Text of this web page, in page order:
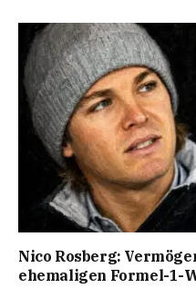
Nico Rosberg:
ehemaligen Formel-1-